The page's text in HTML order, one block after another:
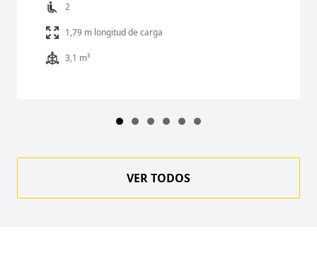
2
1,79 m longitud de carga
3,1 m³
VER TODOS